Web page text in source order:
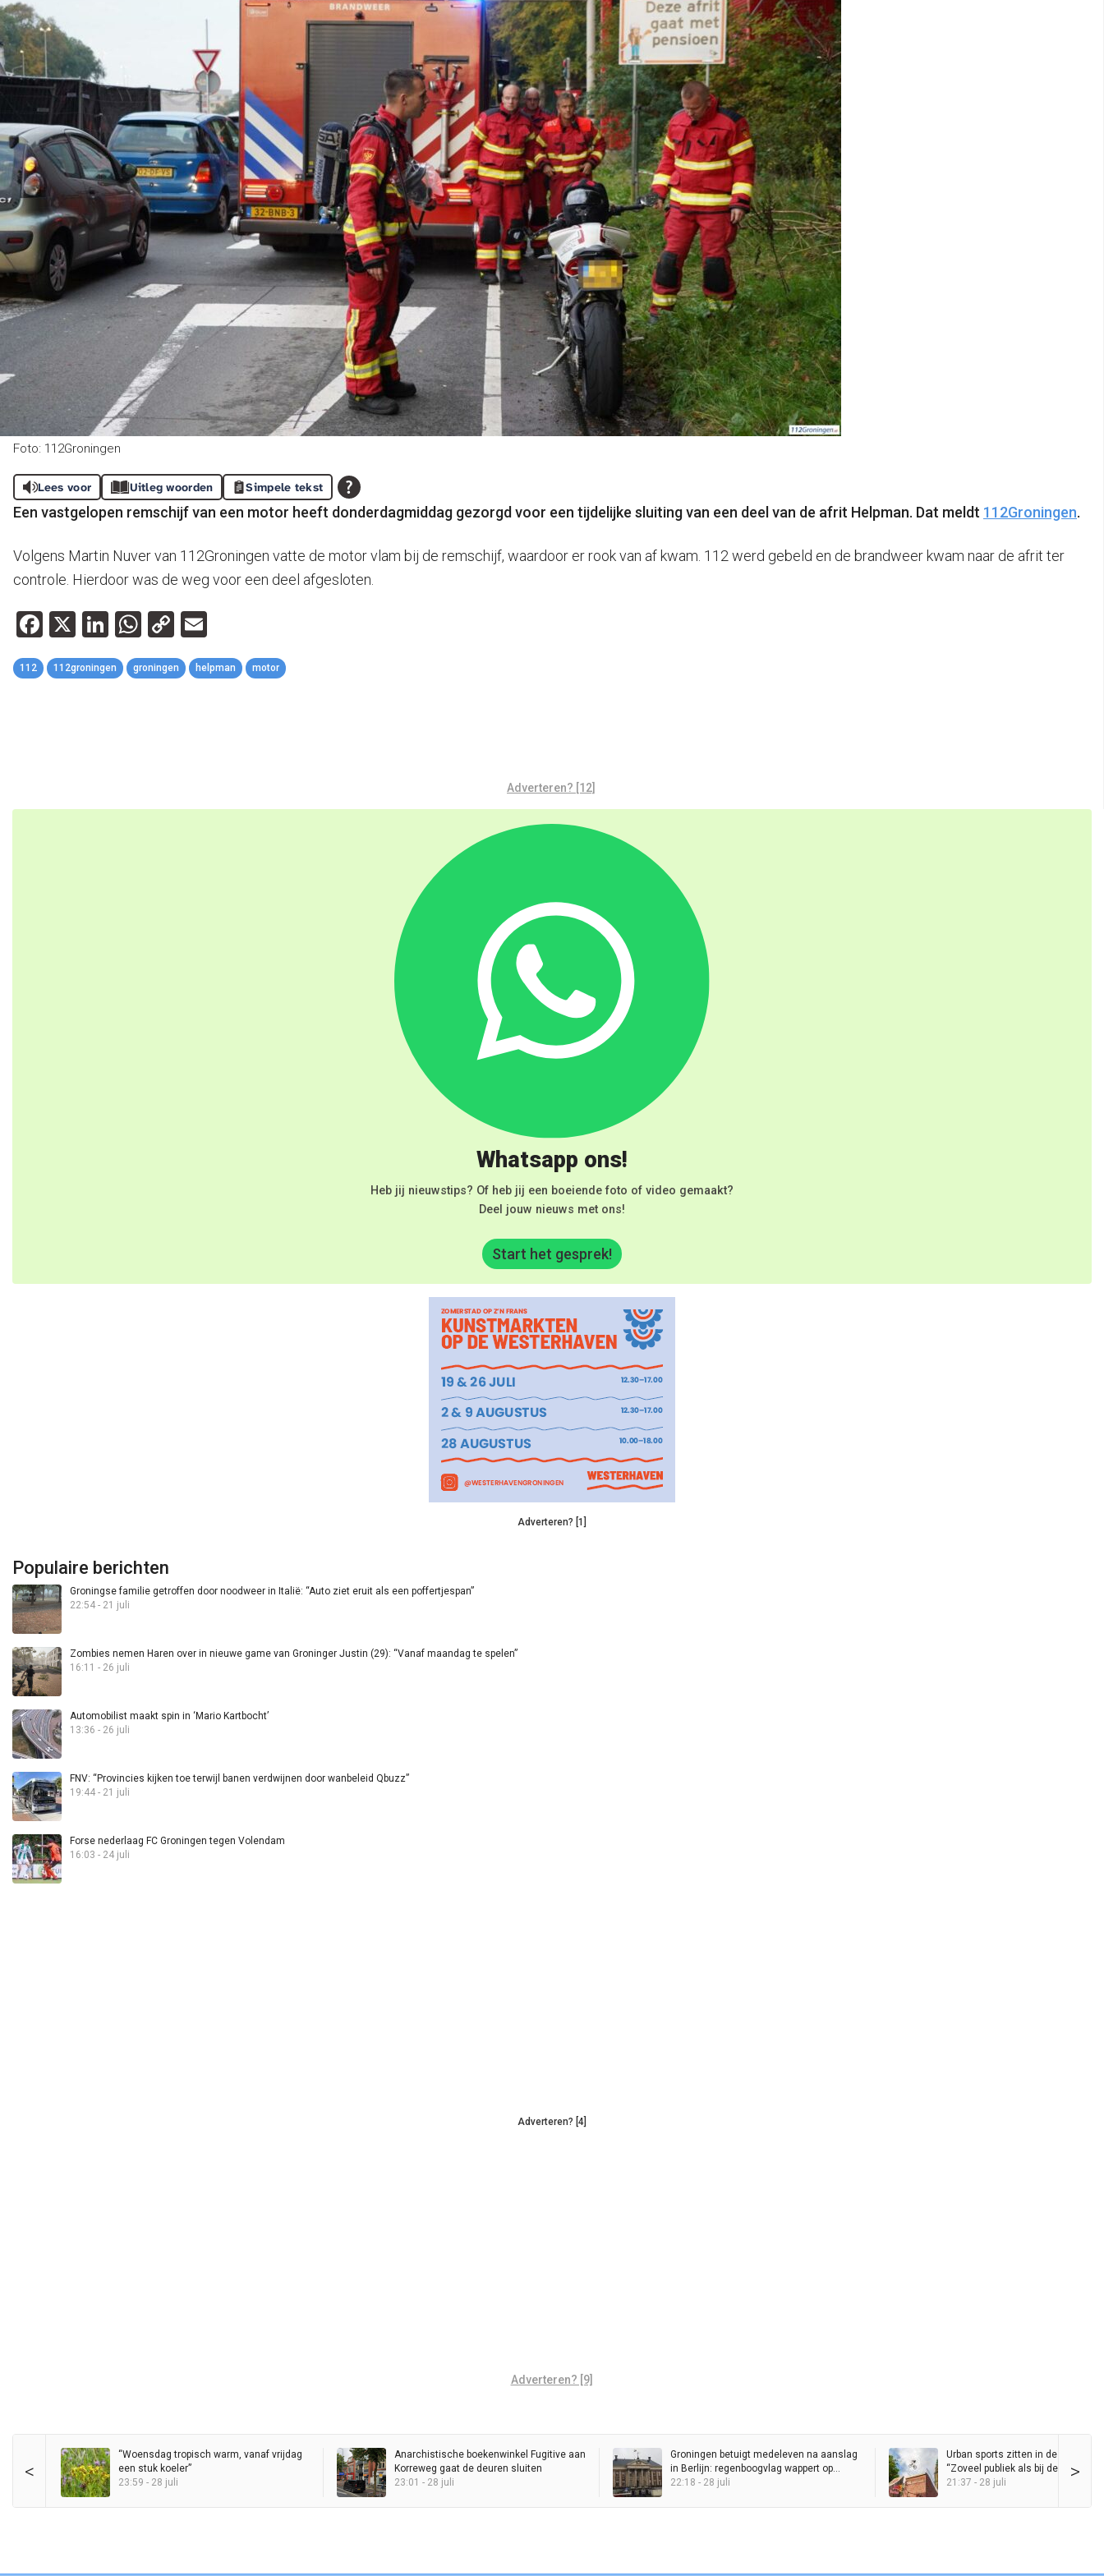
Foto: 112Groningen
Lees voor Uitleg woorden Simpele tekst
Een vastgelopen remschijf van een motor heeft donderdagmiddag gezorgd voor een tijdelijke sluiting van een deel van de afrit Helpman. Dat meldt 112Groningen.
Volgens Martin Nuver van 112Groningen vatte de motor vlam bij de remschijf, waardoor er rook van af kwam. 112 werd gebeld en de brandweer kwam naar de afrit ter
controle. Hierdoor was de weg voor een deel afgesloten.
Facebook
X LinkedIn
WhatsApp
Copy
Link
112 112groningen groningen helpman motor
Adverteren? [12]
Whatsapp ons!
Heb jij nieuwstips? Of heb jij een boeiende foto of video gemaakt?
Deel jouw nieuws met ons!
Start het gesprek!
Adverteren? [1]
Populaire berichten
Groningse familie getroffen door noodweer in Italië: “Auto ziet eruit als een poffertjespan”
22:54 - 21 juli
Zombies nemen Haren over in nieuwe game van Groninger Justin (29): “Vanaf maandag te spelen”
16:11 - 26 juli
Automobilist maakt spin in ‘Mario Kartbocht’
13:36 - 26 juli
FNV: “Provincies kijken toe terwijl banen verdwijnen door wanbeleid Qbuzz”
19:44 - 21 juli
Forse nederlaag FC Groningen tegen Volendam
16:03 - 24 juli
Adverteren? [4]
Adverteren? [9]
< >
“Woensdag tropisch warm, vanaf vrijdag
een stuk koeler”
23:59 - 28 juli
Anarchistische boekenwinkel Fugitive aan
Korreweg gaat de deuren sluiten
23:01 - 28 juli
Groningen betuigt medeleven na aanslag
in Berlijn: regenboogvlag wappert op
Stadhuis
22:18 - 28 juli
Urban sports zitten in de lift in
“Zoveel publiek als bij de Red Bull
Ride heb ik nog nooit op de Grote
21:37 - 28 juli